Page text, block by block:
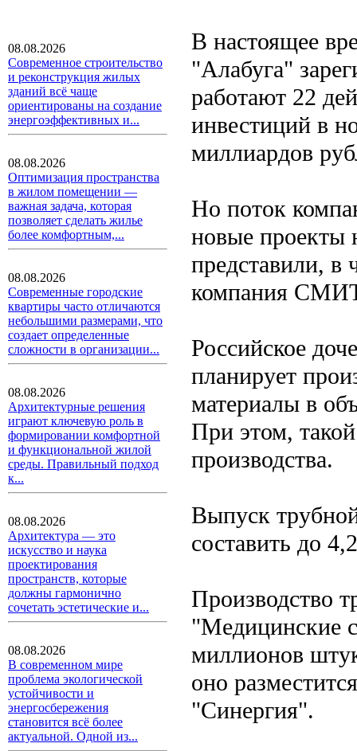
08.08.2026
Современное строительство
и реконструкция жилых
зданий всё чаще
ориентированы на создание
энергоэффективных и...
08.08.2026
Оптимизация пространства
в жилом помещении —
важная задача, которая
позволяет сделать жилье
более комфортным,...
08.08.2026
Современные городские
квартиры часто отличаются
небольшими размерами, что
создает определенные
сложности в организации...
08.08.2026
Архитектурные решения
играют ключевую роль в
формировании комфортной
и функциональной жилой
среды. Правильный подход
к...
08.08.2026
Архитектура — это
искусство и наука
проектирования
пространств, которые
должны гармонично
сочетать эстетические и...
08.08.2026
В современном мире
проблема экологической
устойчивости и
энергосбережения
становится всё более
актуальной. Одной из...
В настоящее
"Алабуга"
работают 22
инвестиций в
миллиардов
Но поток
новые проекты
представили, в
компания
Российское
планирует
материалы в
При этом,
производства.
Выпуск
составить до
Производство
"Медицинские
миллионов
оно
"Синергия".